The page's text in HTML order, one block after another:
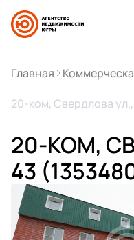
Главная
20-ком, Свердлова
20-КОМ,
43